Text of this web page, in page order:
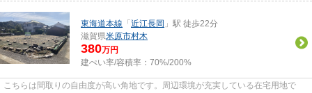
東海道本線 「 近江長岡 」駅 徒歩22分
滋賀県米原市村木
380万円
建ぺい率/容積率： 70%/200%
こちらは間取りの自由度が高い角地です。周辺環境が充実している在宅用地で